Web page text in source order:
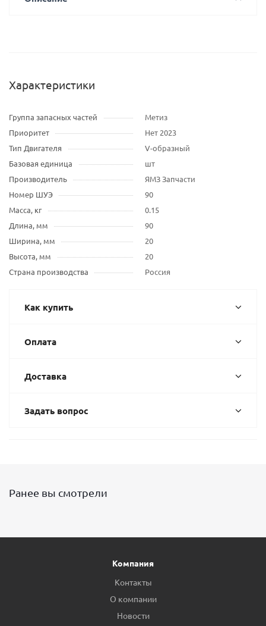
Характеристики
Группа запасных частей
Метиз
Приоритет
Нет 2023
Тип Двигателя
V-образный
Базовая единица
шт
Производитель
ЯМЗ Запчасти
Номер ШУЭ
90
Масса, кг
0.15
Длина, мм
90
Ширина, мм
20
Высота, мм
20
Страна производства
Россия
Как купить
Оплата
Доставка
Задать вопрос
Ранее вы смотрели
Компания
Контакты
О компании
Новости